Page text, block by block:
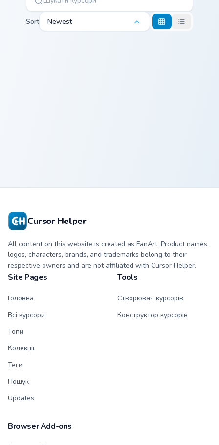
Sort Newest
Cursor Helper
All content on this website is created as FanArt. Product names,
logos, characters, brands, and trademarks belong to their
respective owners and are not affiliated with Cursor Helper.
Site Pages
Головна
Всі курсори
Топи
Колекції
Теги
Пошук
Updates
Tools
Створювач курсорів
Конструктор курсорів
Browser Add-ons